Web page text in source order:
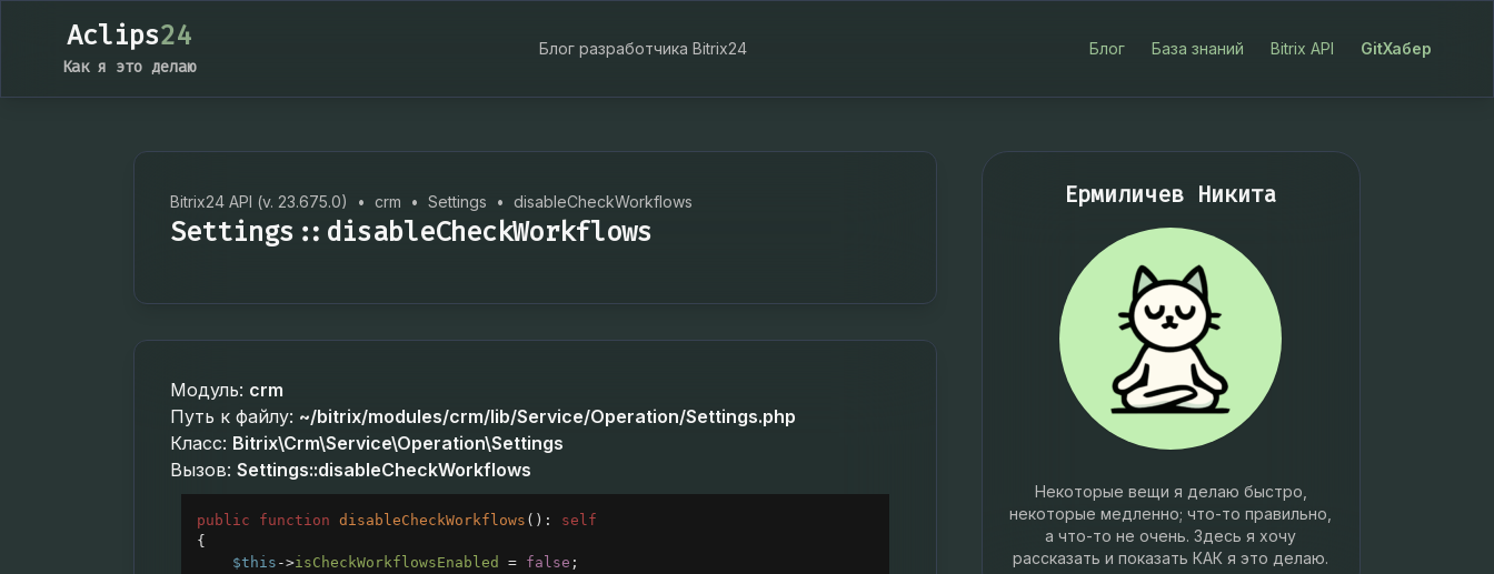
Aclips24
Как я это делаю
Блог разработчика Bitrix24 Блог База знаний Bitrix API GitХабер
Bitrix24 API (v. 23.675.0) • crm • Settings • disableCheckWorkflows
Settings::disableCheckWorkflows
Модуль: crm
Путь к файлу: ~/bitrix/modules/crm/lib/Service/Operation/Settings.php
Класс: Bitrix\Crm\Service\Operation\Settings
Вызов: Settings::disableCheckWorkflows
public function disableCheckWorkflows (): self
{
$this ->isCheckWorkflowsEnabled = false ;
Ермиличев Никита
Некоторые вещи я делаю быстро,
некоторые медленно; что-то правильно,
а что-то не очень. Здесь я хочу
рассказать и показать КАК я это делаю.